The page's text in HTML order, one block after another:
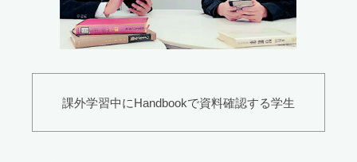
課外学習中にHandbookで資料確認する学生